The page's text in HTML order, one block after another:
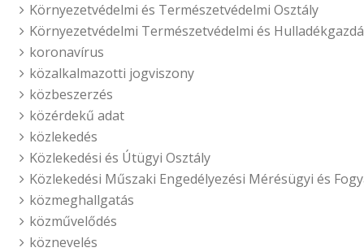
Környezetvédelmi és Természetvédelmi Osztály
Környezetvédelmi Természetvédelmi és
koronavírus
közalkalmazotti jogviszony
közbeszerzés
közérdekű adat
közlekedés
Közlekedési és Útügyi Osztály
Közlekedési Műszaki Engedélyezési Mérésügyi és
közmeghallgatás
közművelődés
köznevelés